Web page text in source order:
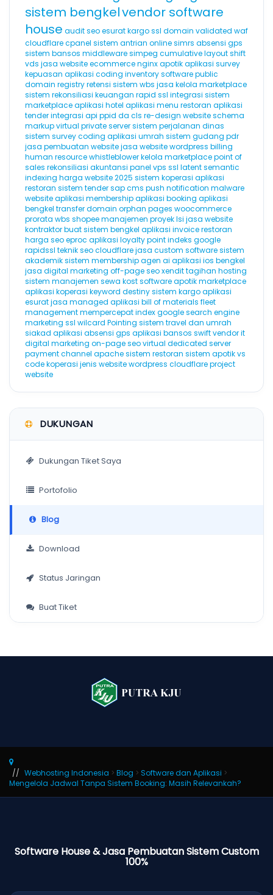
sistem bengkelvendor software
house audit seoesuratkargossl domain validated waf
cloudflarecpanel sistem antrian onlinesimrs absensi gps
sistem bansos middlewaresimpeg cumulative layout shift
vds jasa website ecommercenginxapotikaplikasi survey
kepuasan aplikasi coding inventory softwarepublic
domain registryretensi sistem wbs jasa kelola marketplace
sistem rekonsiliasi keuangan rapid ssl integrasi sistem
marketplaceaplikasi hotel aplikasi menu restoran aplikasi
tenderintegrasi api ppid da cls re-design websiteschema
markupvirtual private serversistem perjalanan dinas
sistem surveycoding aplikasi umrah sistem gudang pdr
jasa pembuatan websitejasa website wordpress billing
human resourcewhistleblowerkelola marketplacepoint of
sales rekonsiliasi akuntansi panel vps ssl latent semantic
indexing harga website 2025 sistem koperasi aplikasi
restoran sistem tendersapcms push notification malware
websiteaplikasi membershipaplikasi booking aplikasi
bengkel transfer domain orphan pages woocommerce
prorata wbs shopeemanajemen proyeklsi jasa website
kontraktorbuat sistem bengkel aplikasi invoicerestoran
harga seoeproc aplikasi loyalty pointindeks google
rapidssl teknik seocloudflarejasa custom softwaresistem
akademiksistem membershipagen ai aplikasi ios bengkel
jasa digital marketing off-page seoxendittagihan hosting
sistem manajemen sewa kostsoftware apotikmarketplace
aplikasi koperasi keyword destinysistem kargoaplikasi
esuratjasa managed aplikasi bill of materials fleet
managementmempercepat index googlesearch engine
marketing ssl wilcard Pointing sistem travel dan umrah
siakad aplikasi absensi gps aplikasi bansos swiftvendor it
digital marketing on-page seovirtual dedicated server
payment channel apachesistem restoran sistem apotikvs
codekoperasi jenis websitewordpress cloudflareproject
website
DUKUNGAN
Dukungan Tiket Saya
Portofolio
Blog
Download
Status Jaringan
Buat Tiket
Webhosting Indonesia > Blog > Software dan Aplikasi >
Mengelola Jadwal Tanpa Sistem Booking: Masih Relevankah?
Software House & Jasa Pembuatan Sistem Custom
100%